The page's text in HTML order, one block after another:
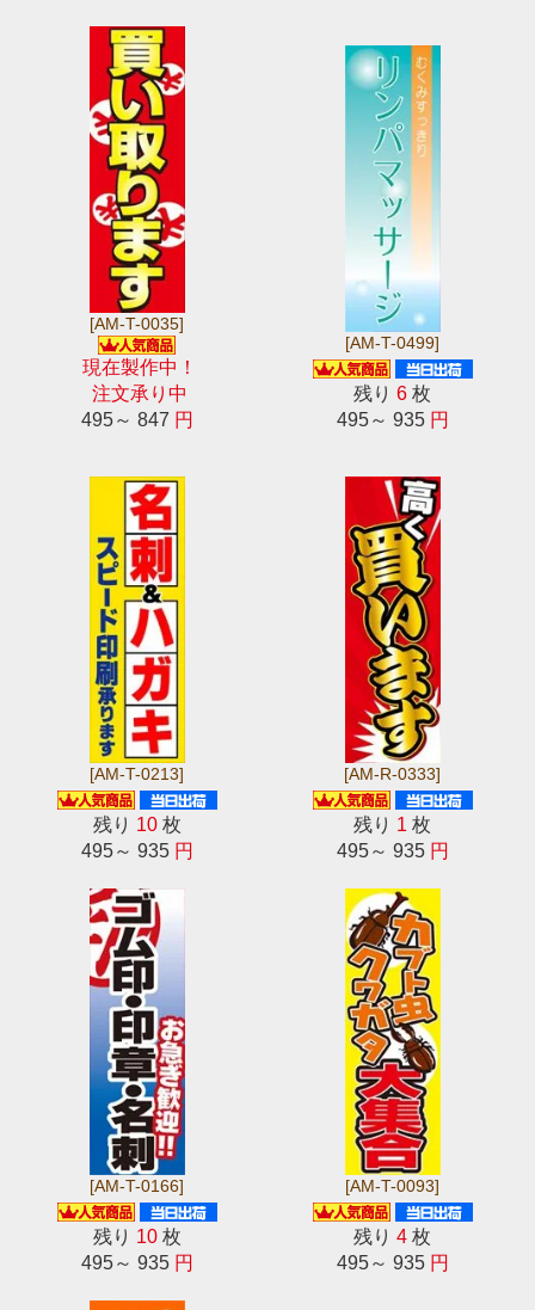
[AM-T-0035]
現在製作中！
注文承り中
495～ 847 円
[AM-T-0499]
残り6 枚
495～ 935 円
[AM-T-0213]
残り 10枚
495～ 935 円
[AM-R-0333]
残り 1 枚
495～ 935 円
[AM-T-0166]
残り 10枚
495～ 935 円
[AM-T-0093]
残り4 枚
495～ 935 円